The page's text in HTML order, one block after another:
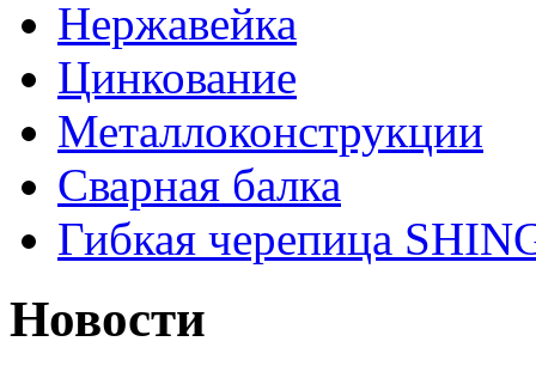
Нержавейка
Цинкование
Металлоконструкции
Сварная балка
Гибкая черепица
Новости